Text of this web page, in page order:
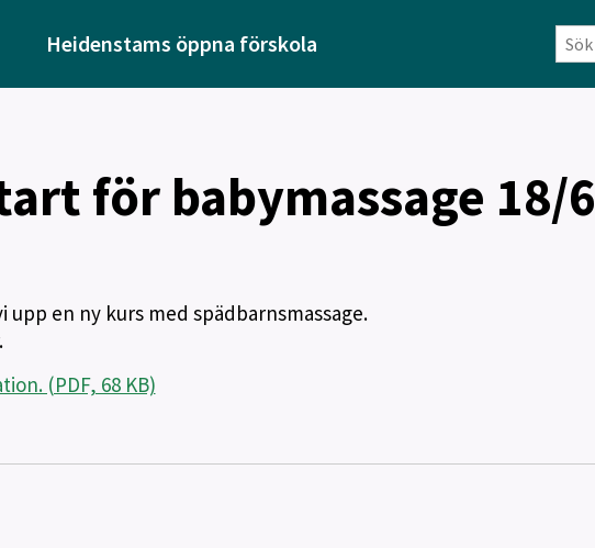
Heidenstams öppna förskola
för babymassage 18/6
upp en ny kurs med spädbarnsmassage.
(PDF, 68 KB)